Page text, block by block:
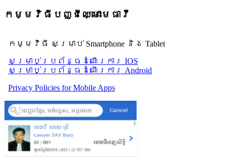
កម្មវិធីបញ្ជីឈ្មោះមេធាវី
កម្មវិធី សម្រាប់ Smartphone និង Tablet
សម្រាប់​ប្រព័ន្ធដំណើរការ IOS
សម្រាប់​ប្រព័ន្ធដំណើរការ Android
Privacy Policies for Mobile Apps